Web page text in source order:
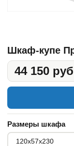
Шкаф-купе
44 150
Размеры шкафа